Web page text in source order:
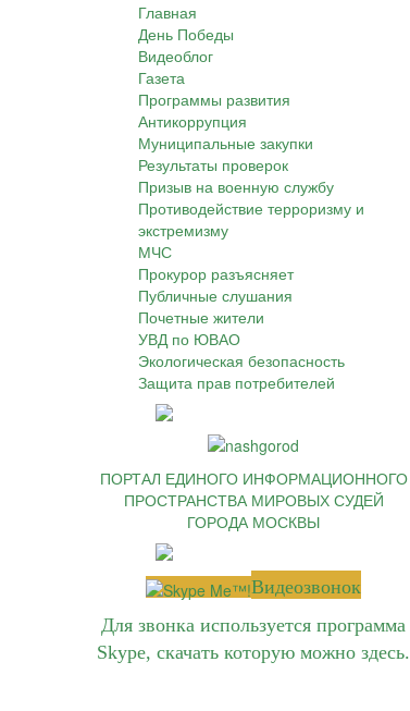
Главная
День Победы
Видеоблог
Газета
Программы развития
Антикоррупция
Муниципальные закупки
Результаты проверок
Призыв на военную службу
Противодействие терроризму и
экстремизму
МЧС
Прокурор разъясняет
Публичные слушания
Почетные жители
УВД по ЮВАО
Экологическая безопасность
Защита прав потребителей
ПОРТАЛ ЕДИНОГО ИНФОРМАЦИОННОГО
ПРОСТРАНСТВА МИРОВЫХ СУДЕЙ
ГОРОДА МОСКВЫ
Видеозвонок
Для звонка используется программа
Skype, скачать которую можноздесь.